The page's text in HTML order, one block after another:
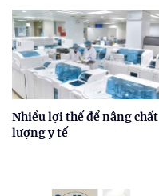
Nhiều lợi thế để nâng chất
lượng y tế